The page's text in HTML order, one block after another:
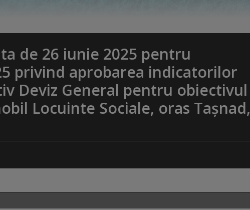
de 26 iunie 2025 pentru
privind aprobarea indicatorilor
Deviz General pentru obiectivul
Locuinte Sociale, oras Tașnad,